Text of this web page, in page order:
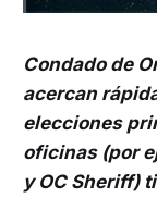
Condado de
acercan
elecciones
oficinas (por
y OC Sheriff)